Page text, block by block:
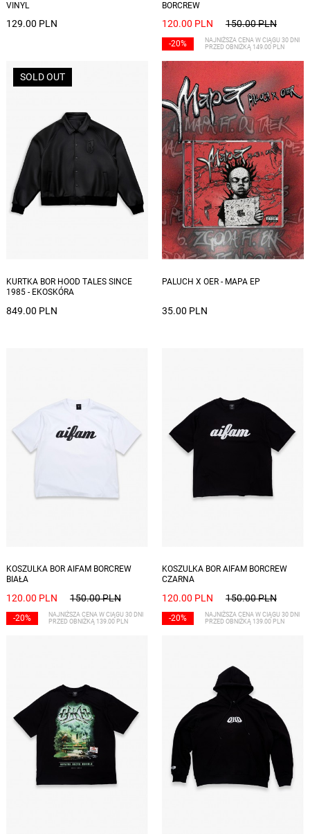
VINYL
129.00 PLN
BORCREW
120.00 PLN 150.00 PLN
-20%
NAJNIŻSZA CENA W CIĄGU 30 DNI
PRZED OBNIŻKĄ 149.00 PLN
SOLD OUT
KURTKA BOR HOOD TALES SINCE
1985 - EKOSKÓRA
849.00 PLN
PALUCH X OER - MAPA EP
35.00 PLN
KOSZULKA BOR AIFAM BORCREW
BIAŁA
120.00 PLN 150.00 PLN
-20%
NAJNIŻSZA CENA W CIĄGU 30 DNI
PRZED OBNIŻKĄ 139.00 PLN
KOSZULKA BOR AIFAM BORCREW
CZARNA
120.00 PLN 150.00 PLN
-20%
NAJNIŻSZA CENA W CIĄGU 30 DNI
PRZED OBNIŻKĄ 139.00 PLN